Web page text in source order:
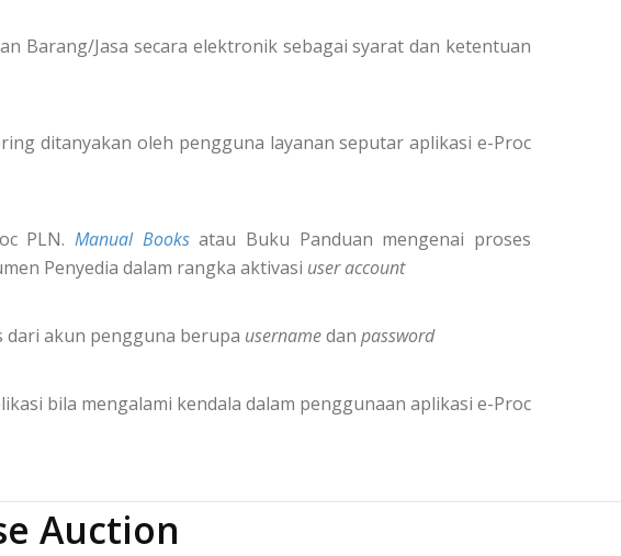
Barang/Jasa secara elektronik sebagai syarat dan ketentuan
ditanyakan oleh pengguna layanan seputar aplikasi e-Proc
PLN.Manual Booksatau Buku Panduan mengenai proses
Penyedia dalam rangka aktivasi user account
dari akun pengguna berupa usernamedan password
bila mengalami kendala dalam penggunaan aplikasi e-Proc
Auction